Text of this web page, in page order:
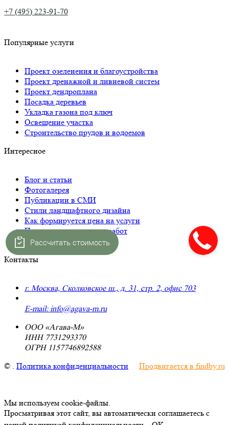
+7 (495) 223-91-70
Популярные услуги
Проект озеленения и благоустройства
Проект дренажной и ливневой систем
Проект дендроплана
Посадка деревьев
Укладка газона под ключ
Освещение участка
Строительство прудов и водоемов
Интересное
Блог и статьи
Фотогалерея
Публикации в СМИ
Стили ландшафтного дизайна
Как формируется цена на услуги
План и этапы оказания работ
Вопросы и ответы (FAQ)
Контакты
г. Москва, Сколковское ш., д. 31, стр. 2, офис 703
E-mail: info@agava-m.ru
ООО «Агава-М»
ИНН 7731293370
ОГРН 1157746892588
© . Политика конфиденциальности Продвигается в findby.ru
Мы используем cookie-файлы.
Просматривая этот сайт, вы автоматически соглашаетесь с
Рассчитать стоимость